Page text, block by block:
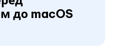
до macOS